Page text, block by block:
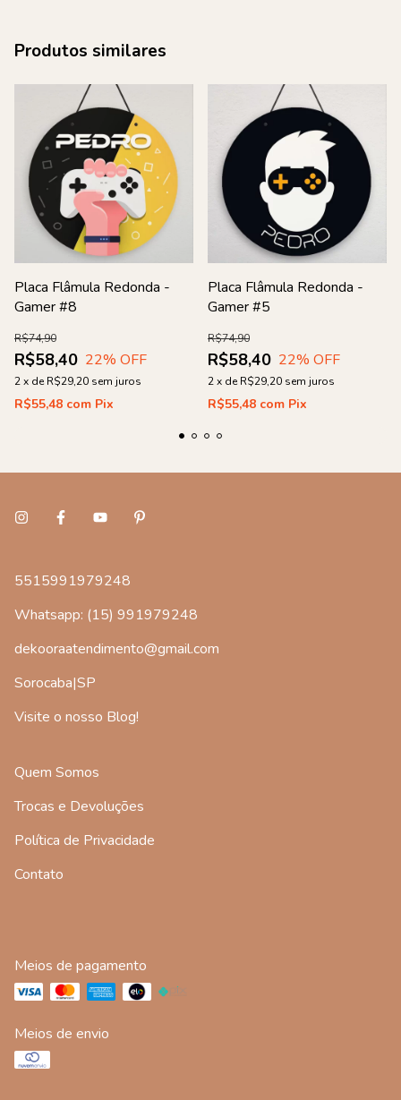
Produtos similares
Placa Flâmula Redonda -
Gamer #8
R$58,40
R$74,90
22% OFF
2x de R$29,20 sem juros
R$55,48 com Pix
Placa Flâmula Redonda -
Gamer #5
R$58,40
R$74,90
22% OFF
2x de R$29,20 sem juros
R$55,48 com Pix
5515991979248
Whatsapp: (15) 991979248
dekooraatendimento@gmail.com
Sorocaba|SP
Visite o nosso Blog!
Quem Somos
Trocas e Devoluções
Política de Privacidade
Contato
Meios de pagamento
Meios de envio